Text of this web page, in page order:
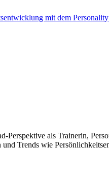
mit dem
als Trainerin,
Trends wie